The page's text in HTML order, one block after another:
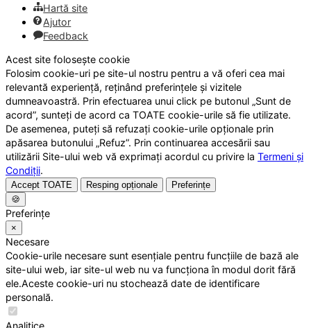
Hartă site
Ajutor
Feedback
Acest site folosește cookie
Folosim cookie-uri pe site-ul nostru pentru a vă oferi cea mai
relevantă experiență, reținând preferințele și vizitele
dumneavoastră. Prin efectuarea unui click pe butonul „Sunt de
acord”, sunteți de acord ca TOATE cookie-urile să fie utilizate.
De asemenea, puteți să refuzați cookie-urile opționale prin
apăsarea butonului „Refuz”. Prin continuarea accesării sau
utilizării Site-ului web vă exprimați acordul cu privire la Termeni și
Condiții.
Accept TOATE Resping opționale
Preferințe
🍪
Preferințe
×
Necesare
Cookie-urile necesare sunt esențiale pentru funcțiile de bază ale
site-ului web, iar site-ul web nu va funcționa în modul dorit fără
ele.Aceste cookie-uri nu stochează date de identificare
personală.
Analitice